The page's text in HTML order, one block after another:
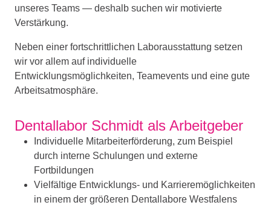
unseres Teams — deshalb suchen wir motivierte
Verstärkung.
Neben einer fortschrittlichen Laborausstattung setzen
wir vor allem auf individuelle
Entwicklungsmöglichkeiten, Teamevents und eine gute
Arbeitsatmosphäre.
Dentallabor Schmidt als Arbeitgeber
Individuelle Mitarbeiterförderung, zum Beispiel
durch interne Schulungen und externe
Fortbildungen
Vielfältige Entwicklungs- und Karrieremöglichkeiten
in einem der größeren Dentallabore Westfalens